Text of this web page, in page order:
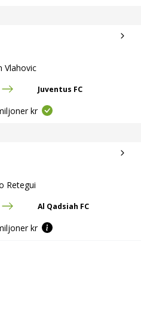
Vlahovic
Juventus FC
kr
Retegui
Al Qadsiah FC
kr